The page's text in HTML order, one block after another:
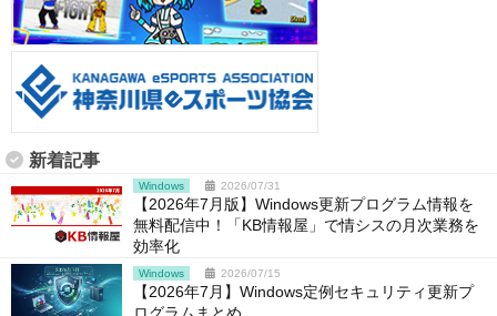
新着記事
Windows 2026/07/31
【2026年7月版】Windows更新プログラム情報を
無料配信中！「KB情報屋」で情シスの月次業務を
効率化
Windows 2026/07/15
【2026年7月】Windows定例セキュリティ更新プ